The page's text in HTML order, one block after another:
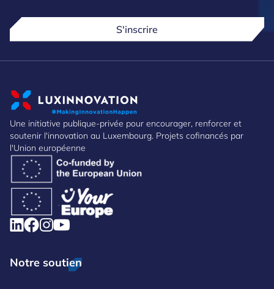
S'inscrire
Une initiative publique-privée pour encourager, renforcer et
soutenir l'innovation au Luxembourg. Projets cofinancés par
l'Union européenne
Notre soutien